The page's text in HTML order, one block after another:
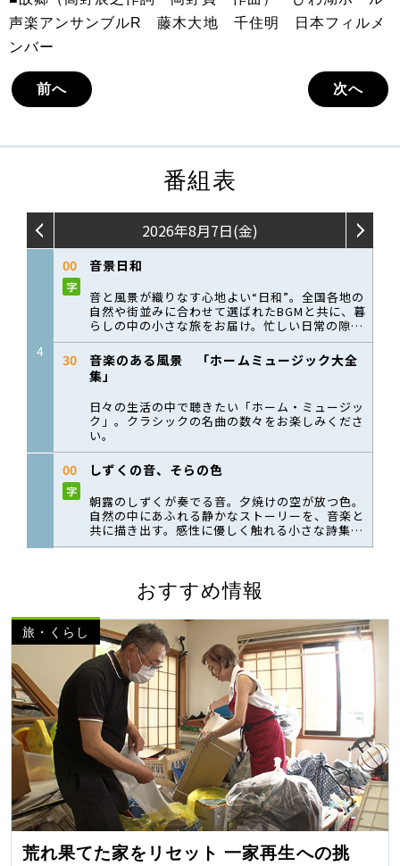
声楽アンサンブルR 藤木大地 千住明 日本フィルメ
ンバー
前へ 次へ
番組表
おすすめ情報
旅・くらし
荒れ果てた家をリセット 一家再生への挑